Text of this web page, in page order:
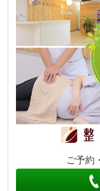
ご予約